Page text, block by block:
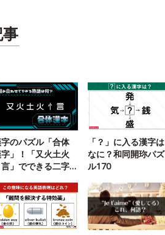
事
のパズル「合体
」！「又火土火
」でできる二字
「？」に入る漢字は
なに？和同開珎パズ
ル170